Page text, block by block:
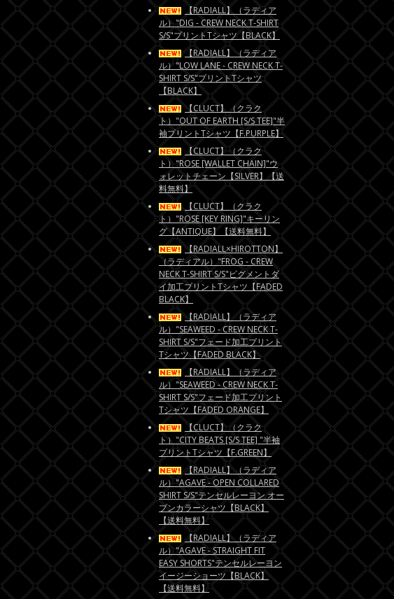
【RADIALL】（ラディア
ル）"DIG - CREW NECK T-SHIRT
S/S"プリントTシャツ【BLACK】
【RADIALL】（ラディア
ル）"LOW LANE - CREW NECK T-
SHIRT S/S"プリントTシャツ
【BLACK】
【CLUCT】（クラク
ト）"OUT OF EARTH [S/S TEE]"半
袖プリントTシャツ【F.PURPLE】
【CLUCT】（クラク
ト）"ROSE [WALLET CHAIN]"ウ
ォレットチェーン【SILVER】【送
料無料】
【CLUCT】（クラク
ト）"ROSE [KEY RING]"キーリン
グ【ANTIQUE】【送料無料】
【RADIALL×HIROTTON】
（ラディアル）"FROG - CREW
NECK T-SHIRT S/S"ピグメントダ
イ加工プリントTシャツ【FADED
BLACK】
【RADIALL】（ラディア
ル）"SEAWEED - CREW NECK T-
SHIRT S/S"フェード加工プリント
Tシャツ【FADED BLACK】
【RADIALL】（ラディア
ル）"SEAWEED - CREW NECK T-
SHIRT S/S"フェード加工プリント
Tシャツ【FADED ORANGE】
【CLUCT】（クラク
ト）"CITY BEATS [S/S TEE] "半袖
プリントTシャツ【F.GREEN】
【RADIALL】（ラディア
ル）"AGAVE - OPEN COLLARED
SHIRT S/S"テンセルレーヨン オー
プンカラーシャツ【BLACK】
【送料無料】
【RADIALL】（ラディア
ル）"AGAVE - STRAIGHT FIT
EASY SHORTS"テンセルレーヨン
イージーショーツ【BLACK】
【送料無料】